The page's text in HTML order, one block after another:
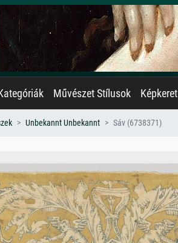
Kategóriák Művészet Stílusok Képkeret
Unbekannt Unbekannt Sáv (6738371)